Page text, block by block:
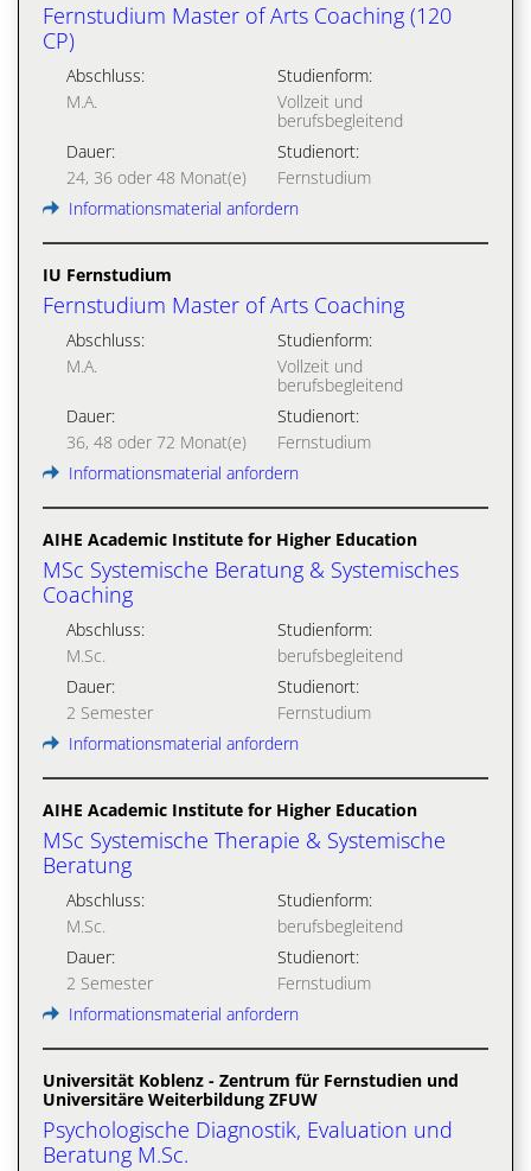
Fernstudium Master of Arts Coaching (120
CP)
Abschluss:
M.A.
Studienform:
Vollzeit und
berufsbegleitend
Dauer:
24, 36 oder 48 Monat(e)
Studienort:
Fernstudium
Informationsmaterial anfordern
IU Fernstudium
Fernstudium Master of Arts Coaching
Abschluss:
M.A.
Studienform:
Vollzeit und
berufsbegleitend
Dauer:
36, 48 oder 72 Monat(e)
Studienort:
Fernstudium
Informationsmaterial anfordern
AIHE Academic Institute for Higher Education
MSc Systemische Beratung & Systemisches
Coaching
Abschluss:
M.Sc.
Studienform:
berufsbegleitend
Dauer:
2 Semester
Studienort:
Fernstudium
Informationsmaterial anfordern
AIHE Academic Institute for Higher Education
MSc Systemische Therapie & Systemische
Beratung
Abschluss:
M.Sc.
Studienform:
berufsbegleitend
Dauer:
2 Semester
Studienort:
Fernstudium
Informationsmaterial anfordern
Universität Koblenz - Zentrum für Fernstudien und
Universitäre Weiterbildung ZFUW
Psychologische Diagnostik, Evaluation und
Beratung M.Sc.